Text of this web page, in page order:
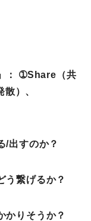
： ➀Share（共
）、
/出すのか？
う繋げるか？
かりそうか？